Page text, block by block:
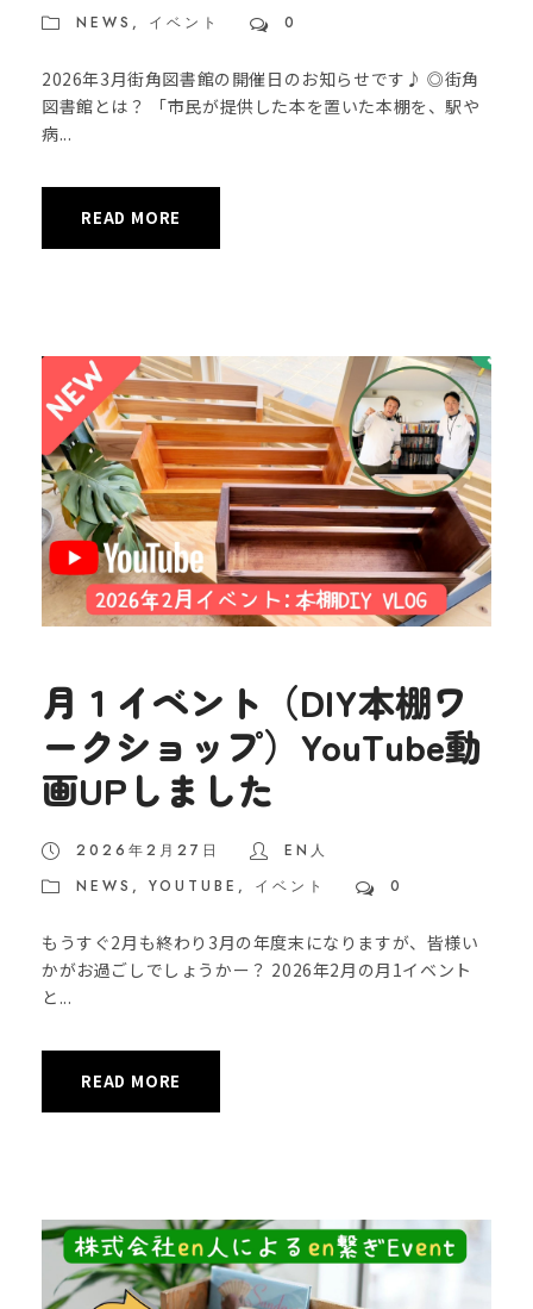
NEWS , イベント 0
2026年3月街角図書館の開催日のお知らせです♪ ◎街角
図書館とは？ 「市民が提供した本を置いた本棚を、駅や
病...
READ MORE
月１イベント（DIY本棚ワ
ークショップ）YouTube動
画UPしました
2026年2月27日
EN人
NEWS , YOUTUBE , イベント 0
もうすぐ2月も終わり3月の年度末になりますが、皆様い
かがお過ごしでしょうかー？ 2026年2月の月1イベント
と...
READ MORE